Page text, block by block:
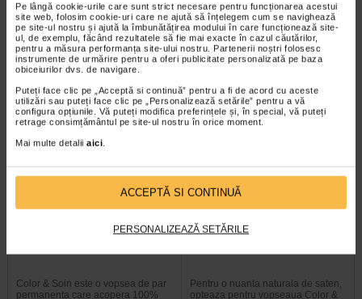
Pe lângă cookie-urile care sunt strict necesare pentru funcționarea acestui
site web, folosim cookie-uri care ne ajută să înțelegem cum se navighează
pe site-ul nostru și ajută la îmbunătățirea modului în care funcționează site-
ul, de exemplu, făcând rezultatele să fie mai exacte în cazul căutărilor,
pentru a măsura performanța site-ului nostru. Partenerii noștri folosesc
instrumente de urmărire pentru a oferi publicitate personalizată pe baza
obiceiurilor dvs. de navigare.
Puteți face clic pe „Acceptă si continuă” pentru a fi de acord cu aceste
utilizări sau puteți face clic pe „Personalizează setările” pentru a vă
configura opțiunile. Vă puteți modifica preferințele și, în special, vă puteți
retrage consimțământul pe site-ul nostru în orice moment.
Mai multe detalii aici
ACCEPTĂ SI CONTINUĂ
PERSONALIZEAZĂ SETĂRILE
Color & Soin este o vopsea de par
permanenta care acopera 100%
din parul alb de la prima utilizare…
Imbogatita cu proteine vegetale si
uleiuri esentiale, vopseaua de par
coloreaza perfect parul si ii…
-25%
Vopsea de par blond platinat
Color & Soin este o vopsea de par
permanenta care acopera 100%
Vopsea de par castaniu natural
Pentru o nuanta naturala de saten,
opteaza pentru vopseaua Color &